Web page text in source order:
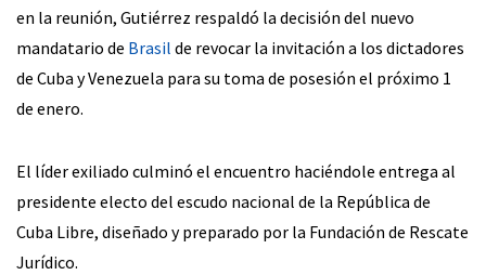
en la reunión, Gutiérrez respaldó la decisión del nuevo
mandatario de Brasil de revocar la invitación a los dictadores
de Cuba y Venezuela para su toma de posesión el próximo 1
de enero.
El líder exiliado culminó el encuentro haciéndole entrega al
presidente electo del escudo nacional de la República de
Cuba Libre, diseñado y preparado por la Fundación de Rescate
Jurídico.